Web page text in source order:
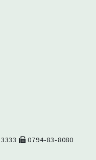
0794-83-8080